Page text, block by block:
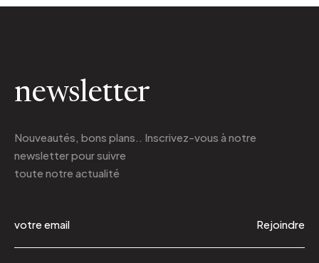
newsletter
Nouveautés, bons plans.. Inscrivez-vous à notre
newsletterpour suivre
toute notre actualité
Rejoindre